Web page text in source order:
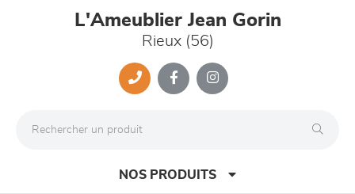
L'Ameublier Jean Gorin
Rieux (56)
NOS PRODUITS